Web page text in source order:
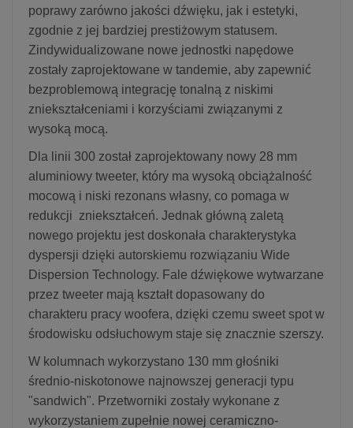
poprawy zarówno jakości dźwięku, jak i estetyki,
zgodnie z jej bardziej prestiżowym statusem.
Zindywidualizowane nowe jednostki napędowe
zostały zaprojektowane w tandemie, aby zapewnić
bezproblemową integrację tonalną z niskimi
zniekształceniami i korzyściami związanymi z
wysoką mocą.
Dla linii 300 został zaprojektowany nowy 28 mm
aluminiowy tweeter, który ma wysoką obciążalność
mocową i niski rezonans własny, co pomaga w
redukcji zniekształceń. Jednak główną zaletą
nowego projektu jest doskonała charakterystyka
dyspersji dzięki autorskiemu rozwiązaniu Wide
Dispersion Technology. Fale dźwiękowe wytwarzane
przez tweeter mają kształt dopasowany do
charakteru pracy woofera, dzięki czemu sweet spot w
środowisku odsłuchowym staje się znacznie szerszy.
W kolumnach wykorzystano 130 mm głośniki
średnio-niskotonowe najnowszej generacji typu
"sandwich". Przetworniki zostały wykonane z
wykorzystaniem zupełnie nowej ceramiczno-